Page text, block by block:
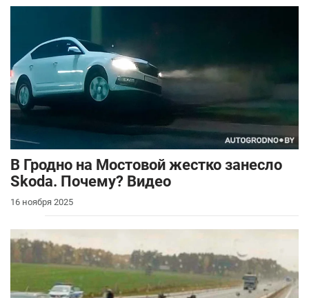
В Гродно на Мостовой жестко занесло
Skoda. Почему? Видео
16 ноября 2025